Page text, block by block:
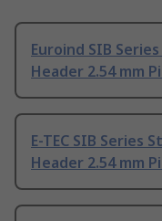
Euroind SIB
Header 2.54 mm
E-TEC SIB Series
Header 2.54 mm